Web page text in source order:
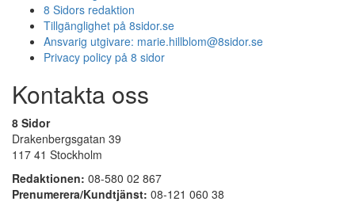
8 Sidors redaktion
Tillgänglighet på 8sidor.se
Ansvarig utgivare: marie.hillblom@8sidor.se
Privacy policy på 8 sidor
Kontakta oss
8 Sidor
Drakenbergsgatan 39
117 41 Stockholm
Redaktionen: 08-580 02 867
Prenumerera/Kundtjänst: 08-121 060 38